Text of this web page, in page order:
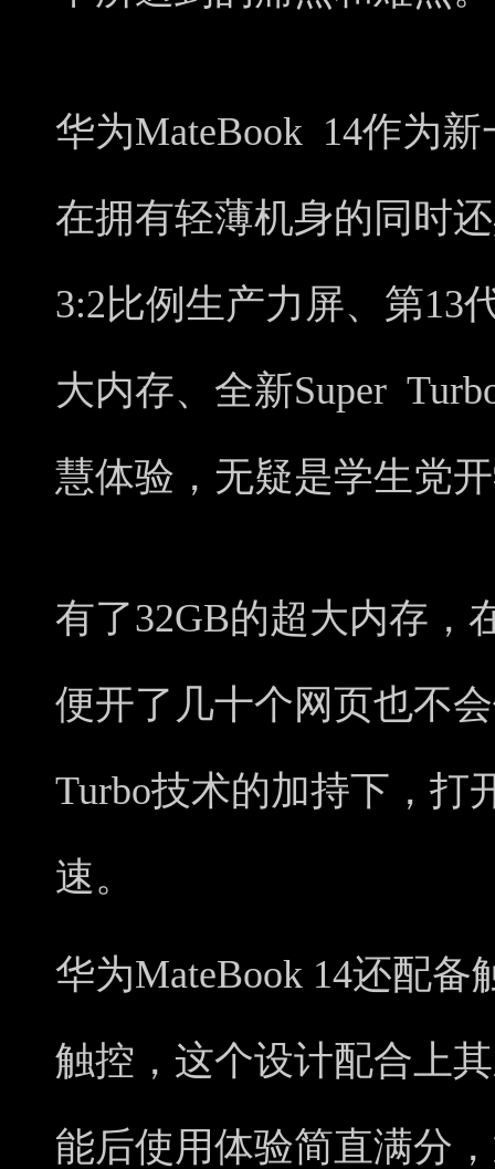
华为MateBook 14作为
在拥有轻薄机身的同时
3:2比例生产力屏、第13
大内存、全新Super
慧体验，无疑是学生党
有了32GB的超大内存，
便开了几十个网页也不
Turbo技术的加持下，打
速。
华为MateBook 14还配
触控，这个设计配合上
能后使用体验简直满分